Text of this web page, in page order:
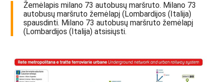
Žemėlapis milano 73 autobusų maršruto. Milano 73
autobusų maršruto žemėlapį (Lombardijos (Italija)
spausdinti. Milano 73 autobusų maršruto žemėlapį
(Lombardijos (Italija) atsisiųsti.